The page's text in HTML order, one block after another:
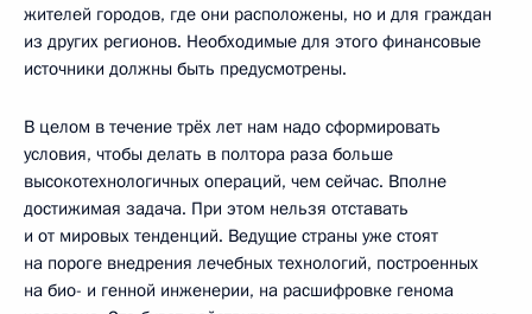
жителей городов, где они расположены, но и для граждан
из других регионов. Необходимые для этого финансовые
источники должны быть предусмотрены.
В целом в течение трёх лет нам надо сформировать
условия, чтобы делать в полтора раза больше
высокотехнологичных операций, чем сейчас. Вполне
достижимая задача. При этом нельзя отставать
и от мировых тенденций. Ведущие страны уже стоят
на пороге внедрения лечебных технологий, построенных
на био- и генной инженерии, на расшифровке генома